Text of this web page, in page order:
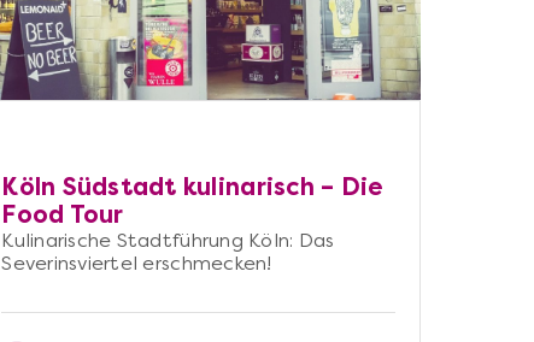
Köln Südstadt kulinarisch – Die
Food Tour
Kulinarische Stadtführung Köln: Das
Severinsviertel erschmecken!